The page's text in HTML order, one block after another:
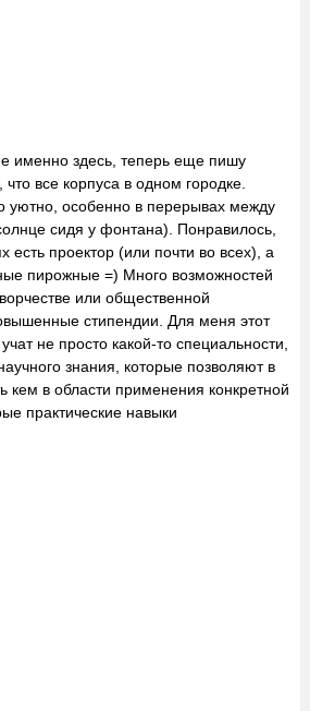
именно здесь, теперь еще пишу
все корпуса в одном городке.
уютно, особенно в перерывах между
сидя у фонтана). Понравилось,
есть проектор (или почти во всех), а
пирожные =) Много возможностей
или общественной
стипендии. Для меня этот
не просто какой-то специальности,
знания, которые позволяют в
кем в области применения конкретной
практические навыки